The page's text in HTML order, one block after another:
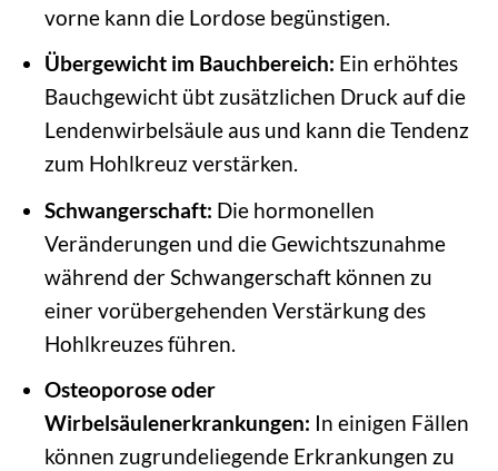
vorne kann die Lordose begünstigen.
Übergewicht im Bauchbereich: Ein erhöhtes
Bauchgewicht übt zusätzlichen Druck auf die
Lendenwirbelsäule aus und kann die Tendenz
zum Hohlkreuz verstärken.
Schwangerschaft: Die hormonellen
Veränderungen und die Gewichtszunahme
während der Schwangerschaft können zu
einer vorübergehenden Verstärkung des
Hohlkreuzes führen.
Osteoporose oder
Wirbelsäulenerkrankungen: In einigen Fällen
können zugrundeliegende Erkrankungen zu